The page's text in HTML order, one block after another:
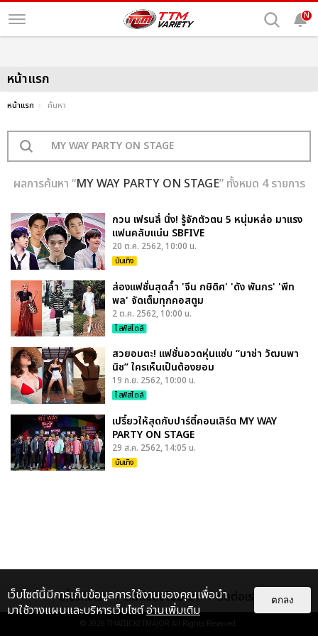
N
หน้าแรก
หน้าแรก ค้นหา
ผลการค้นหา “MY WAY PARTY ON STAGE” ทั้งหมด 4 รายการ
กวน เฟรนลี่ นิ่ง! รู้จักตัวตน 5 หนุ่มหล่อ มาแรง
แฟนคลับแน่น SBFIVE
20 ต.ค. 2562, 10:00 น.
บันเทิง
ส่องแฟชั่นสุดล้ำ 'จีน กษิดิศ' 'ดัง พันกร' 'พีท
พล' จัดเต็มทุกคอสตูม
2 ต.ค. 2562, 10:00 น.
ไลฟ์สไตล์
สวยอมตะ! แฟชั่นอวดหุ่นแซ่บ “มาช่า วัฒนพา
นิช” ใครเห็นเป็นต้องยอม
19 ก.ย. 2562, 10:00 น.
ไลฟ์สไตล์
เปรี้ยวให้สุดกับปาร์ตี้คอนเสิร์ต MY WAY
PARTY ON STAGE
29 ส.ค. 2562, 14:05 น.
บันเทิง
เกี่ยวกับเรา ติดต่อลงโฆษณา ติดต่อเรา
© 2026 THAITICKETMAJOR All Rights Reserved.
เว็บไซต์นี้มีการเก็บข้อมูลการใช้งานของคุณเพื่อนำ
มาใช้วางแผนและบริหารเว็บไซต์อ่านเพิ่มเติม
ตกลง